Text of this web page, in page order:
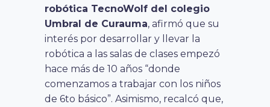
robótica TecnoWolf del colegio
Umbral de Curauma, afirmó que su
interés por desarrollar y llevar la
robótica a las salas de clases empezó
hace más de 10 años “donde
comenzamos a trabajar con los niños
de 6to básico”. Asimismo, recalcó que,